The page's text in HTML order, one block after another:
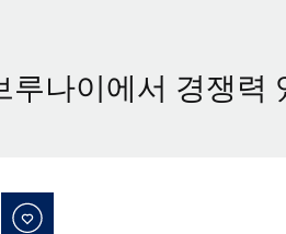
루나이에서 경쟁력